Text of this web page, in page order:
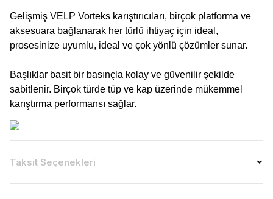
Gelişmiş VELP Vorteks karıştırıcıları, birçok platforma ve
aksesuara bağlanarak her türlü ihtiyaç için ideal,
prosesinize uyumlu, ideal ve çok yönlü çözümler sunar.
Başlıklar basit bir basınçla kolay ve güvenilir şekilde
sabitlenir. Birçok türde tüp ve kap üzerinde mükemmel
karıştırma performansı sağlar.
Taksit Seçenekleri